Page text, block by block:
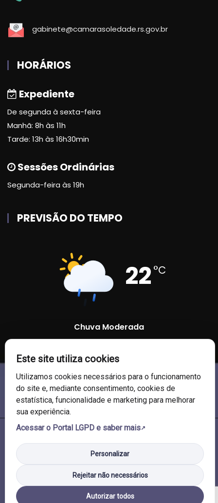
gabinete@camarasoledade.rs.gov.br
HORÁRIOS
Expediente
De segunda à sexta-feira
Manhã: 8h às 11h
Tarde: 13h às 16h30min
Sessões Ordinárias
Segunda-feira às 19h
PREVISÃO DO TEMPO
22 °C
Chuva Moderada
86 % 1005 mb
reservados.
Este site utiliza cookies
Utilizamos cookies necessários para o funcionamento
do site e, mediante consentimento, cookies de
estatística, funcionalidade e marketing para melhorar
sua experiência.
Acessar o Portal LGPD e saber mais
Personalizar
Rejeitar não necessários
Autorizar todos